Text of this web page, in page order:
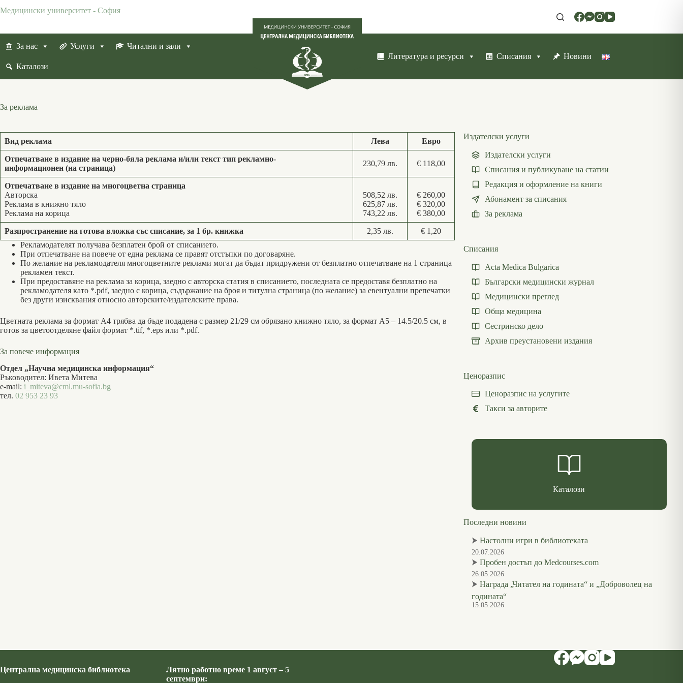
to
Медицински университет - София
За нас Услуги Читални и зали
Каталози
Литература и ресурси Списания Новини
За реклама
Вид реклама Лева Евро
Отпечатване в издание на черно-бяла реклама и/или текст тип рекламно-
информационен (на страница)
230,79 лв. € 118,00
Отпечатване в издание на многоцветна страница
Авторска
Реклама в книжно тяло
Реклама на корица
508,52 лв.
625,87 лв.
743,22 лв.
€ 260,00
€ 320,00
€ 380,00
Разпространение на готова вложка със списание, за 1 бр. книжка 2,35 лв.
€ 1,20
Рекламодателят получава безплатен брой от списанието.
При отпечатване на повече от една реклама се правят отстъпки по договаряне.
По желание на рекламодателя многоцветните реклами могат да бъдат придружени от безплатно отпечатване на 1 страница
рекламен текст.
При предоставяне на реклама за корица, заедно с авторска статия в списанието, последната се предоставя безплатно на
рекламодателя като *.pdf, заедно с корица, съдържание на броя и титулна страница (по желание) за евентуални препечатки
без други изисквания относно авторските/издателските права.
Цветната реклама за формат А4 трябва да бъде подадена с размер 21/29 см обрязано книжно тяло, за формат А5 – 14.5/20.5 см, в
готов за цветоотделяне файл формат *.tif, *.eps или *.pdf.
За повече информация
Отдел „Научна медицинска информация“
Ръководител: Ивета Митева
e-mail: i_miteva@cml.mu-sofia.bg
тел. 02 953 23 93
Издателски услуги
Издателски услуги
Списания и публикуване на статии
Редакция и оформление на книги
Абонамент за списания
За реклама
Списания
Acta Medica Bulgarica
Български медицински журнал
Медицински преглед
Обща медицина
Сестринско дело
Архив преустановени издания
Ценоразпис
Ценоразпис на услугите
Такси за авторите
Каталози
Последни новини
⮞ Настолни игри в библиотеката
20.07.2026
⮞ Пробен достъп до Medcourses.com
26.05.2026
⮞ Награда „Читател на годината“ и „Доброволец на
годината“
15.05.2026
Централна медицинска библиотека
Лятно работно време 1 август – 5
септември: